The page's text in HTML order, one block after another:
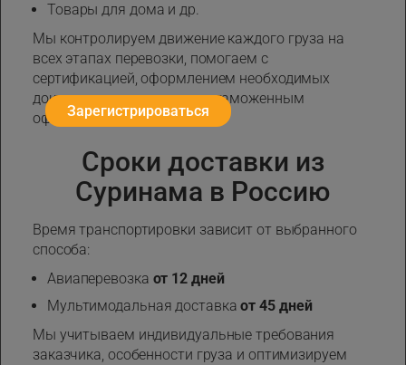
Товары для дома и др.
Мы контролируем движение каждого груза на
всех этапах перевозки, помогаем с
сертификацией, оформлением необходимых
документов и занимаемся таможенным
оформлением.
Сроки доставки из
Суринама в Россию
Время транспортировки зависит от выбранного
способа:
Авиаперевозка от 12 дней
Мультимодальная доставкаот 45 дней
Мы учитываем индивидуальные требования
заказчика, особенности груза и оптимизируем
Зарегистрироваться